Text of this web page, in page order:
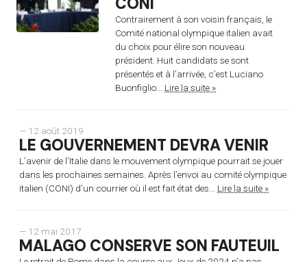
Contrairement à son voisin français, le
Comité national olympique italien avait
du choix pour élire son nouveau
président. Huit candidats se sont
présentés et à l’arrivée, c’est Luciano
Buonfiglio... Lire la suite »
— 12 août 2019
LE GOUVERNEMENT DEVRA VENIR
L’avenir de l’Italie dans le mouvement olympique pourrait se jouer
dans les prochaines semaines. Après l’envoi au comité olympique
italien (CONI) d’un courrier où il est fait état des... Lire la suite »
— 12 mai 2017
MALAGO CONSERVE SON FAUTEUIL